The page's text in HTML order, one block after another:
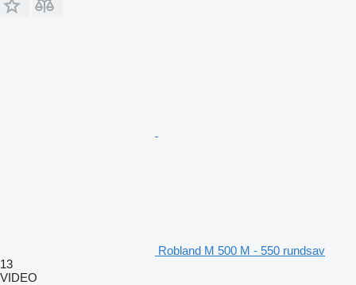
Robland M 500 M - 550 rundsav
13
VIDEO